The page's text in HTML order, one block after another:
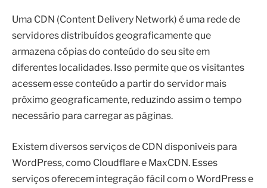
Uma CDN (Content Delivery Network) é uma rede de
servidores distribuídos geograficamente que
armazena cópias do conteúdo do seu site em
diferentes localidades. Isso permite que os visitantes
acessem esse conteúdo a partir do servidor mais
próximo geograficamente, reduzindo assim o tempo
necessário para carregar as páginas.
Existem diversos serviços de CDN disponíveis para
WordPress, como Cloudflare e MaxCDN. Esses
serviços oferecem integração fácil com o WordPress e